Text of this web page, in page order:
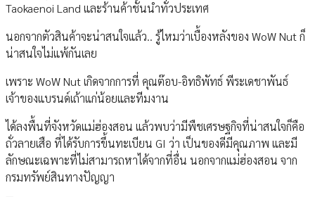
Taokaenoi Land และร้านค้าชั้นนำทั่วประเทศ
นอกจากตัวสินค้าจะน่าสนใจแล้ว.. รู้ไหมว่าเบื้องหลังของ WoW Nut ก็
น่าสนใจไม่แพ้กันเลย
เพราะ WoW Nut เกิดจากการที่ คุณต๊อบ-อิทธิพัทธ์ พีระเดชาพันธ์
เจ้าของแบรนด์เถ้าแก่น้อยและทีมงาน
ได้ลงพื้นที่จังหวัดแม่ฮ่องสอน แล้วพบว่ามีพืชเศรษฐกิจที่น่าสนใจก็คือ
ถั่วลายเสือ ที่ได้รับการขึ้นทะเบียน GI ว่า เป็นของดีมีคุณภาพ และมี
ลักษณะเฉพาะที่ไม่สามารถหาได้จากที่อื่น นอกจากแม่ฮ่องสอน จาก
กรมทรัพย์สินทางปัญญา